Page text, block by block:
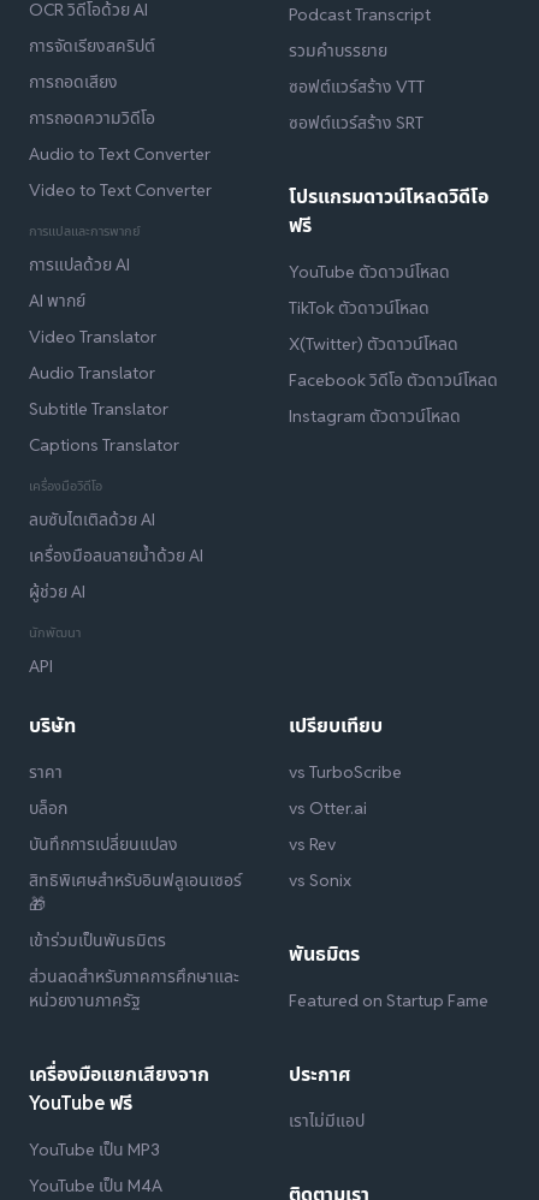
OCR วิดีโอด้วย AI
การจัดเรียงสคริปต์
การถอดเสียง
การถอดความวิดีโอ
Audio to Text Converter
Video to Text Converter
การแปลและการพากย์
การแปลด้วย AI
AI พากย์
Video Translator
Audio Translator
Subtitle Translator
Captions Translator
เครื่องมือวิดีโอ
ลบซับไตเติลด้วย AI
เครื่องมือลบลายน้ำด้วย AI
ผู้ช่วย AI
นักพัฒนา
API
Podcast Transcript
รวมคำบรรยาย
ซอฟต์แวร์สร้าง VTT
ซอฟต์แวร์สร้าง SRT
โปรแกรมดาวน์โหลดวิดีโอ
ฟรี
YouTube ตัวดาวน์โหลด
TikTok ตัวดาวน์โหลด
X(Twitter) ตัวดาวน์โหลด
Facebook วิดีโอ ตัวดาวน์โหลด
Instagram ตัวดาวน์โหลด
บริษัท
ราคา
บล็อก
บันทึกการเปลี่ยนแปลง
สิทธิพิเศษสำหรับอินฟลูเอนเซอร์
🎁
เข้าร่วมเป็นพันธมิตร
ส่วนลดสำหรับภาคการศึกษาและ
หน่วยงานภาครัฐ
เครื่องมือแยกเสียงจาก
YouTube ฟรี
YouTube เป็น MP3
YouTube เป็น M4A
เปรียบเทียบ
vs TurboScribe
vs Otter.ai
vs Rev
vs Sonix
พันธมิตร
Featured on Startup Fame
ประกาศ
เราไม่มีแอป
ติดตามเรา